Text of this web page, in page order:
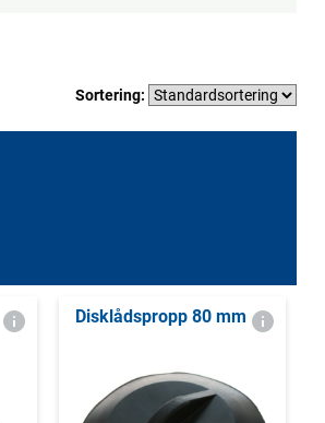
Sortering:
Disklådspropp 80 mm